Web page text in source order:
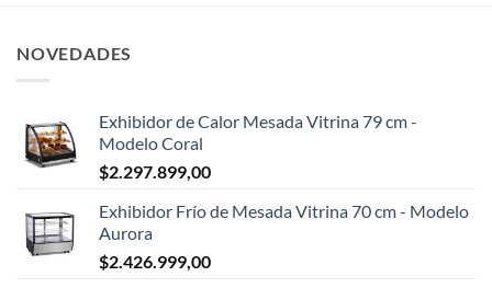
NOVEDADES
Exhibidor de Calor Mesada Vitrina 79 cm -
Modelo Coral
$2.297.899,00
Exhibidor Frío de Mesada Vitrina 70 cm - Modelo
Aurora
$2.426.999,00